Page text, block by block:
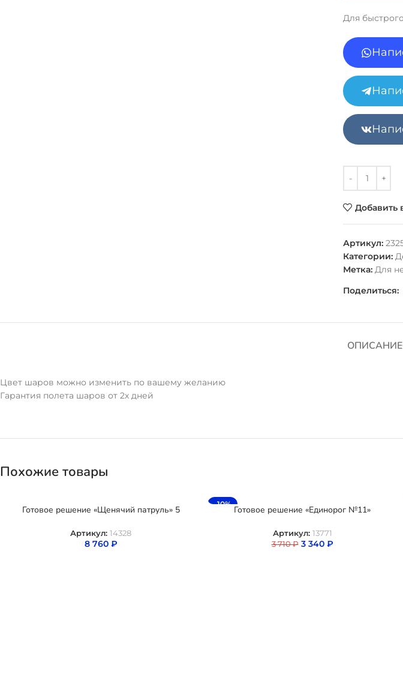
Для
Добавить
Артикул:
Категории:
Метка: Для
Поделиться:
ОПИСАНИЕ
Цвет шаров можно изменить по вашему желанию
Гарантия полета шаров от 2х дней
Похожие товары
Готовое решение «Щенячий патруль» 5
Артикул: 14328
8 760 ₽
-10%
Готовое решение «Единорог №11»
Артикул: 13771
3 710₽ 3 340 ₽